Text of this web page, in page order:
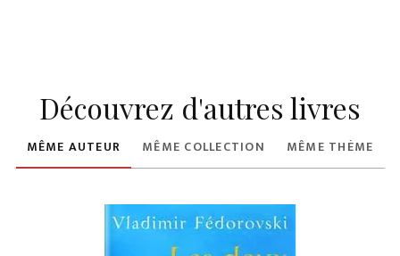
Découvrez d'autres livres
MÊME AUTEUR MÊME COLLECTION MÊME THÈME